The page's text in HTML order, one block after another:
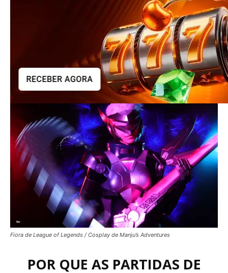
Fiora de League of Legends / Cosplay de Manju’s Adventures
POR QUE AS PARTIDAS DE